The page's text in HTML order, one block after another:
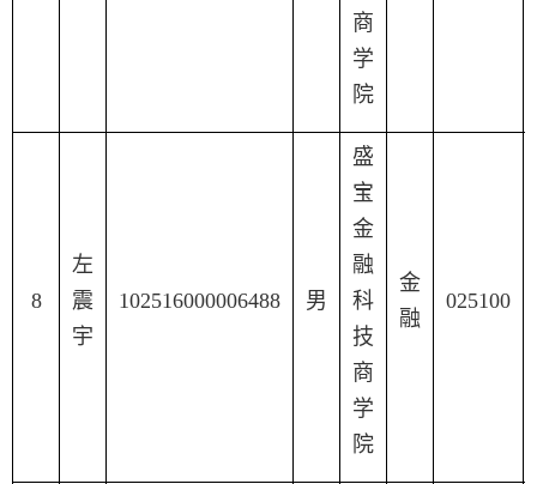
商
学
院
8
左
震
宇
102516000006488 男
盛
宝
金
融
科
技
商
学
院
金
融
025100